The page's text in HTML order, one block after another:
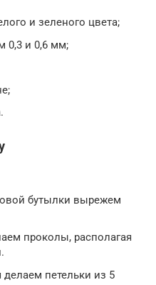
и зеленого цвета;
0,3 и 0,6 мм;
бутылки вырежем
проколы, располагая
делаем петельки из 5